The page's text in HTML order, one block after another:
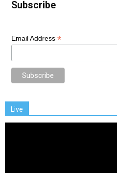
Subscribe
Email Address *
Live